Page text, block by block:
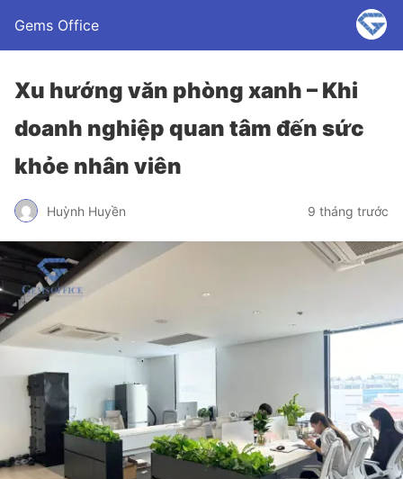
Gems Office
Xu hướng văn phòng xanh – Khi
doanh nghiệp quan tâm đến sức
khỏe nhân viên
Huỳnh Huyền 9 tháng trước